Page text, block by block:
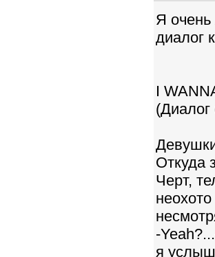
Я очень
диалог
I
Откуда
Черт,
-
я